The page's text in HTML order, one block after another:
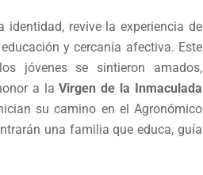
identidad, revive la experiencia de
y cercanía afectiva. Este
jóvenes se sintieron amados,
a laVirgen de la Inmaculada
su camino en el Agronómico
una familia que educa, guía